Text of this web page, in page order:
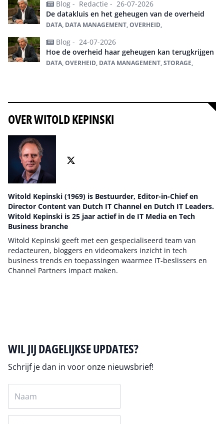
Blog - Redactie - 26-07-2026
De datakluis en het geheugen van de overheid
DATA, DATA MANAGEMENT, OVERHEID,
Blog - 24-07-2026
Hoe de overheid haar geheugen kan terugkrijgen
DATA, OVERHEID, DATA MANAGEMENT, STORAGE,
OVER WITOLD KEPINSKI
Witold Kepinski (1969) is Bestuurder, Editor-in-Chief en
Director Content van Dutch IT Channel en Dutch IT Leaders.
Witold Kepinski is 25 jaar actief in de IT Media en Tech
Business branche
Witold Kepinski geeft met een gespecialiseerd team van
redacteuren, bloggers en videomakers inzicht in tech
business trends en toepassingen waarmee IT-beslissers en
Channel Partners impact maken.
WIL JIJ DAGELIJKSE UPDATES?
Schrijf je dan in voor onze nieuwsbrief!